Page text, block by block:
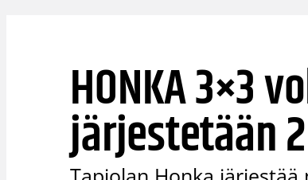
HONKA 3×3
järjestetään